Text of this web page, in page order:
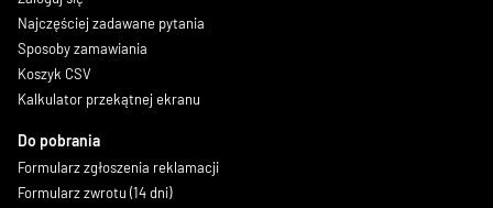
Najczęściej zadawane pytania
Sposoby zamawiania
Koszyk CSV
Kalkulator przekątnej ekranu
Do pobrania
Formularz zgłoszenia reklamacji
Formularz zwrotu (14 dni)